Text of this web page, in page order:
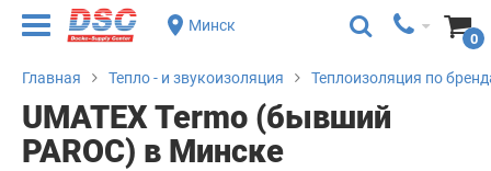
Минск
0
Главная Тепло - и звукоизоляция Теплоизоляция по
UMATEX Termo (бывший
PAROC) в Минске